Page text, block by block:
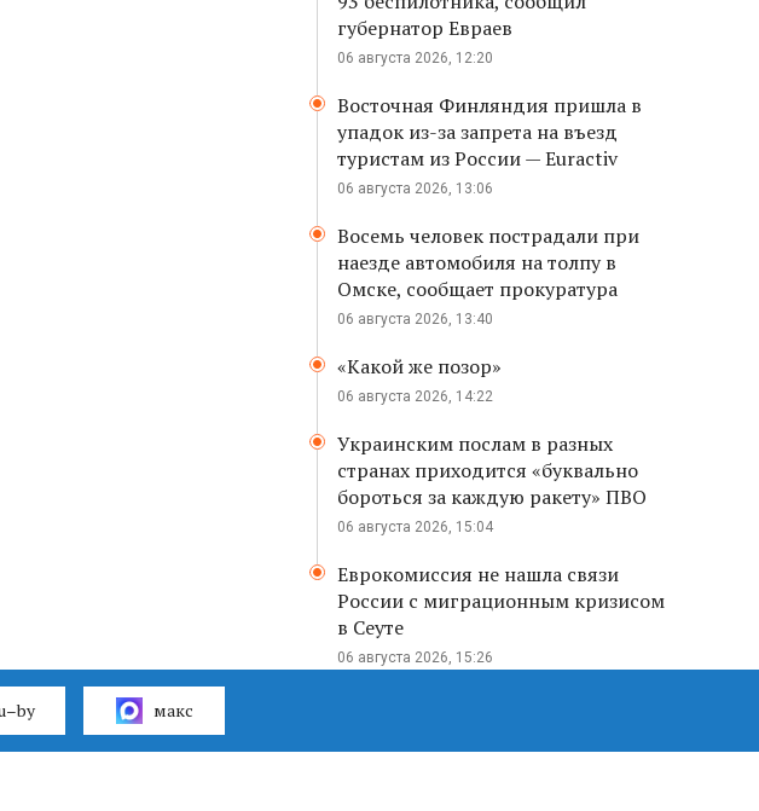
губернатор Евраев
06 августа 2026, 12:20
Восточная Финляндия пришла в
упадок из-за запрета на въезд
туристам из России — Euractiv
06 августа 2026, 13:06
Восемь человек пострадали при
наезде автомобиля на толпу в
Омске, сообщает прокуратура
06 августа 2026, 13:40
«Какой же позор»
06 августа 2026, 14:22
Украинским послам в разных
странах приходится «буквально
бороться за каждую ракету» ПВО
06 августа 2026, 15:04
Еврокомиссия не нашла связи
России с миграционным кризисом
в Сеуте
06 августа 2026, 15:26
макс